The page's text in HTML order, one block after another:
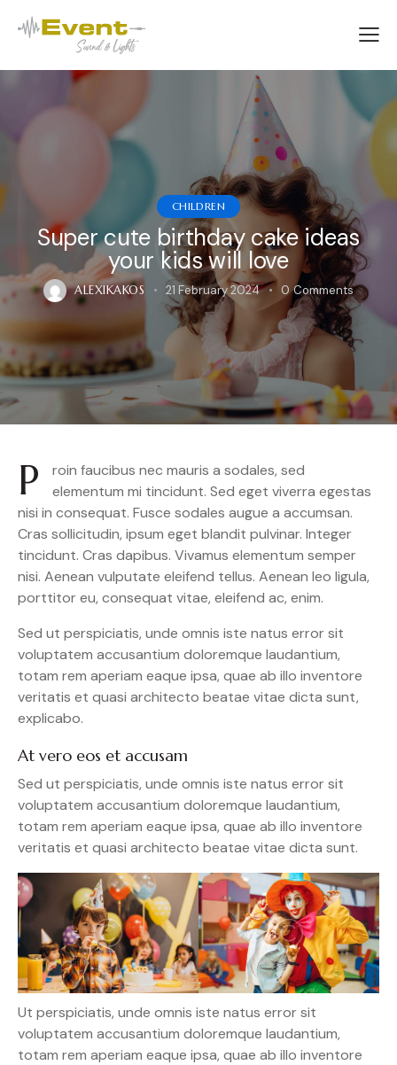
CHILDREN
Super cute birthday cake ideas
your kids will love
ALEXIKAKOS 21 February 2024 0 Comments
P
roin faucibus nec mauris a sodales, sed
elementum mi tincidunt. Sed eget viverra egestas
nisi in consequat. Fusce sodales augue a accumsan.
Cras sollicitudin, ipsum eget blandit pulvinar. Integer
tincidunt. Cras dapibus. Vivamus elementum semper
nisi. Aenean vulputate eleifend tellus. Aenean leo ligula,
porttitor eu, consequat vitae, eleifend ac, enim.
Sed ut perspiciatis, unde omnis iste natus error sit
voluptatem accusantium doloremque laudantium,
totam rem aperiam eaque ipsa, quae ab illo inventore
veritatis et quasi architecto beatae vitae dicta sunt,
explicabo.
At vero eos et accusam
Sed ut perspiciatis, unde omnis iste natus error sit
voluptatem accusantium doloremque laudantium,
totam rem aperiam eaque ipsa, quae ab illo inventore
veritatis et quasi architecto beatae vitae dicta sunt.
Ut perspiciatis, unde omnis iste natus error sit
voluptatem accusantium doloremque laudantium,
totam rem aperiam eaque ipsa, quae ab illo inventore